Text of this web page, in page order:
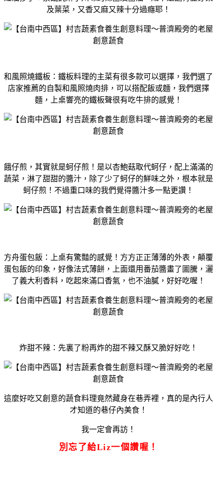
及葉菜，又香又麻又辣十分過癮耶！
和風照燒鐵板：鐵板料理的主菜有很多款可以選擇，我們選了
店家推薦的自製和風照燒肉排，可以搭配飯或麵，我們選擇
麵，上桌響亮的鐵板聲很有吃牛排的感覺！
餓仔煎，其實就是蚵仔煎！是以杏鮑菇取代蚵仔，配上滿滿的
蔬菜，淋了甜甜的醬汁，除了少了蚵仔的鮮味之外，根本就是
蚵仔煎！不過重口味的我們覺得醬汁多一點更讚！
方舟蛋包飯：上桌有驚豔的感覺！方方正正薄薄的外表，顛覆
蛋包飯的印象，好像法式薄餅，上面還用番茄醬畫了圖騰，灑
了義大利香料，吃起來滿口香氣，也不油膩，好好吃喔！
炸甜不辣：先裏了粉再炸的甜不辣又酥又脆好好吃！
這麼好吃又創意的蔬食料理竟然藏身在巷弄裡，真的是內行人
才知道的巷仔內美食！
我一定會再訪！
別忘了給Liz一個讚喔！